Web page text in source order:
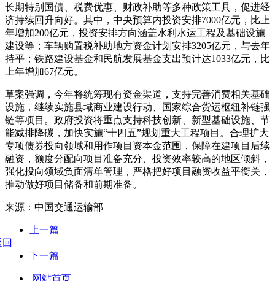
长期特别国债、税费优惠、财政补助等多种政策工具，促进经
济持续回升向好。其中，中央预算内投资安排7000亿元，比上
年增加200亿元，投资安排方向涵盖水利水运工程及基础设施
建设等；车辆购置税补助地方资金计划安排3205亿元，与去年
持平；铁路建设基金和民航发展基金支出预计达1033亿元，比
上年增加67亿元。
草案强调，今年将统筹现有资金渠道，支持完善消费相关基础
设施，继续实施县域商业建设行动、国家综合货运枢纽补链强
链等项目。政府投资将重点支持科技创新、新型基础设施、节
能减排降碳，加快实施“十四五”规划重大工程项目。合理扩大
专项债券投向领域和用作项目资本金范围，保障在建项目后续
融资，额度分配向项目准备充分、投资效率较高的地区倾斜，
强化投向领域负面清单管理，严格把好项目融资收益平衡关，
推动做好项目储备和前期准备。
来源：中国交通运输部
上一篇
下一篇
网站首页